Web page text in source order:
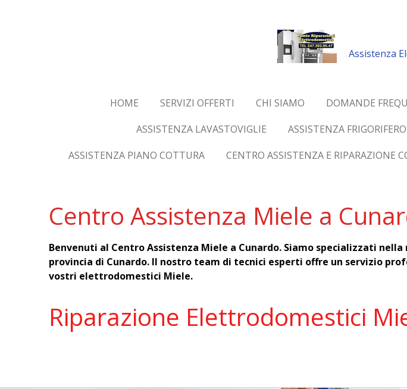
Assistenza
HOME SERVIZI OFFERTI CHI SIAMO DOMANDE
ASSISTENZA LAVASTOVIGLIE
ASSISTENZA FRIGORIFERO
ASSISTENZA PIANO COTTURA
CENTRO ASSISTENZA E RIPARAZIONE
Centro Assistenza Miele a
Benvenuti al Centro Assistenza Miele a Cunardo. Siamo specializzati
provincia di Cunardo. Il nostro team di tecnici esperti offre un servizio
vostri elettrodomestici Miele.
Riparazione Elettrodomestici